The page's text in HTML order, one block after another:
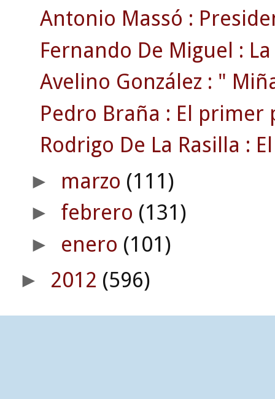
Antonio Massó :
Fernando De Miguel :
Avelino González : "
Pedro Braña : El
Rodrigo De La Rasilla :
► marzo (111)
► febrero (131)
► enero (101)
► 2012 (596)